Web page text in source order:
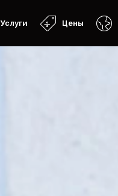
Услуги Цены